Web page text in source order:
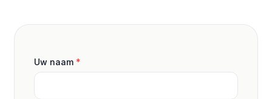
Uw naam *